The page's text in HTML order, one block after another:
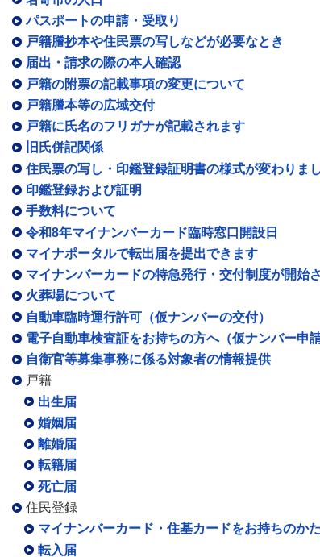
パスポートの申請・受取り
戸籍謄抄本や住民票の写しなどが必要なとき
届出・請求の際の本人確認
戸籍の附票の記載事項の変更について
戸籍謄本等の広域交付
戸籍に氏名のフリガナが記載されます
旧氏併記関係
住民票の写し・印鑑登録証明書の様式が変わりま
印鑑登録および証明
手数料について
令和8年マイナンバーカード臨時窓口開設日
マイナポータルで転出届を提出できます
マイナンバーカードの特急発行・交付制度が開始
火葬場について
自動車臨時運行許可（仮ナンバーの交付）
電子自動車検査証をお持ちの方へ（仮ナンバー申
自衛官等募集事務に係る対象者の情報提供
戸籍
出生届
婚姻届
離婚届
転籍届
死亡届
住民登録
マイナンバーカード・住基カードをお持ちのか
転入届